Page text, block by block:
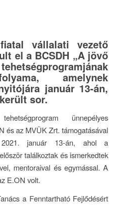
vállalati vezető
el a BCSDH „A jövő
amelynek
január 13-án,
sor.
ünnepélyes
és az MVÜK Zrt. támogatásával
2021. január 13-án, ahol a
találkoztak és ismerkedtek
mentoraival és egymással. A
E.ON volt.
a Fenntartható Fejlődésért